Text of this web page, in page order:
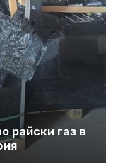
райски газ в